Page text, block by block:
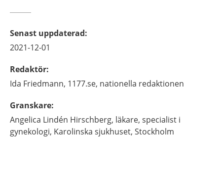
Senast uppdaterad:
2021-12-01
Redaktör:
Ida Friedmann, 1177.se, nationella redaktionen
Granskare:
Angelica Lindén Hirschberg, läkare, specialist i
gynekologi, Karolinska sjukhuset, Stockholm